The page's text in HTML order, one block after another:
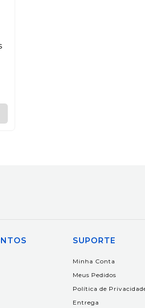
SUPORTE
Minha Conta
Meus Pedidos
Política de
Entrega